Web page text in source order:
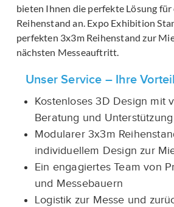
bieten Ihnen die perfekte Lösung für
Reihenstand an. Expo Exhibition
perfekten 3x3m Reihenstand zur
nächsten Messeauftritt.
Unser Service – Ihre
Kostenloses 3D Design mit
Beratung und Unterstützung
Modularer 3x3m
individuellem Design zur
Ein engagiertes Team von
und Messebauern
Logistik zur Messe und